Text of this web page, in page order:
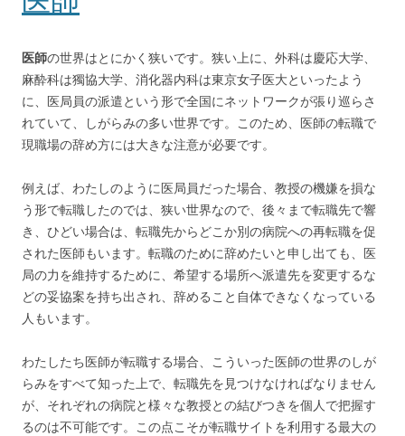
医師の世界はとにかく狭いです。狭い上に、外科は慶応大学、
麻酔科は獨協大学、消化器内科は東京女子医大といったよう
に、医局員の派遣という形で全国にネットワークが張り巡らさ
れていて、しがらみの多い世界です。このため、医師の転職で
現職場の辞め方には大きな注意が必要です。
例えば、わたしのように医局員だった場合、教授の機嫌を損な
う形で転職したのでは、狭い世界なので、後々まで転職先で響
き、ひどい場合は、転職先からどこか別の病院への再転職を促
された医師もいます。転職のために辞めたいと申し出ても、医
局の力を維持するために、希望する場所へ派遣先を変更するな
どの妥協案を持ち出され、辞めること自体できなくなっている
人もいます。
わたしたち医師が転職する場合、こういった医師の世界のしが
らみをすべて知った上で、転職先を見つけなければなりません
が、それぞれの病院と様々な教授との結びつきを個人で把握す
るのは不可能です。この点こそが転職サイトを利用する最大の